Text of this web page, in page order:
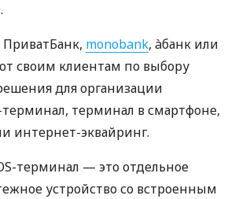
ПриватБанк, monobank, àбанк или
своим клиентам по выбору
для организации
терминал, терминал в смартфоне,
интернет-эквайринг.
терминал — это отдельное
устройство со встроенным